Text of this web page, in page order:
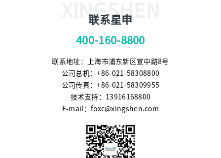
XINGSHEN
联系星申
400-160-8800
联系地址：上海市浦东新区宣中路8号
公司总机：+86-021-58308800
公司传真：+86-021-58309955
技术支持：13916168800
E-mail：foxc@xingshen.com